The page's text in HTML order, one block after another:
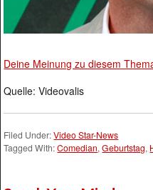
Deine Meinung zu diesem
Quelle: Videovalis
Filed Under:Video Star-News
Tagged With:Comedian,Geburtstag,